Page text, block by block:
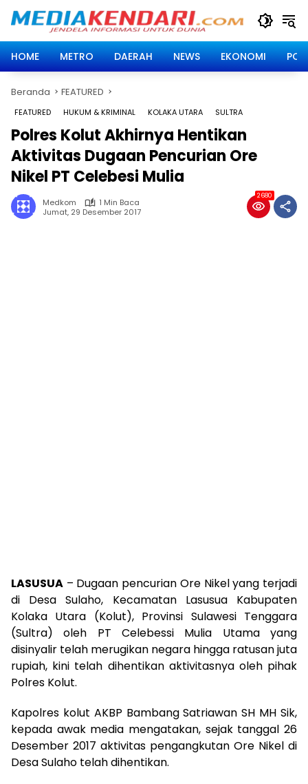
HOME
METRO DAERAH NEWS EKONOMI
Beranda FEATURED
FEATURED HUKUM & KRIMINAL KOLAKA UTARA SULTRA
Polres Kolut Akhirnya Hentikan
Aktivitas Dugaan Pencurian Ore
Nikel PT Celebesi Mulia
Medkom
1 Min Baca
Jumat, 29 Desember 2017
2680
LASUSUA – Dugaan pencurian Ore Nikel yang terjadi
di Desa Sulaho, Kecamatan Lasusua Kabupaten
Kolaka Utara (Kolut), Provinsi Sulawesi Tenggara
(Sultra) oleh PT Celebessi Mulia Utama yang
disinyalir telah merugikan negara hingga ratusan juta
rupiah, kini telah dihentikan aktivitasnya oleh pihak
Polres Kolut.
Kapolres kolut AKBP Bambang Satriawan SH MH Sik,
kepada awak media mengatakan, sejak tanggal 26
Desember 2017 aktivitas pengangkutan Ore Nikel di
Desa Sulaho telah dihentikan.